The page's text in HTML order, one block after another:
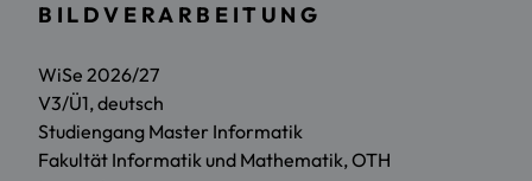
BILDVERARBEITUNG
WiSe 2026/27
V3/Ü1, deutsch
Studiengang Master Informatik
Fakultät Informatik und Mathematik, OTH